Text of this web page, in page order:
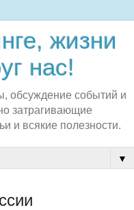
жизни
нас!
обсуждение событий и
затрагивающие
и всякие полезности.
▼